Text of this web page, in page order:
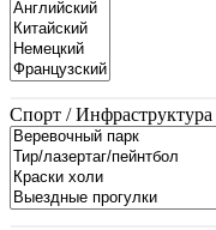
Спорт / Инфраструктура